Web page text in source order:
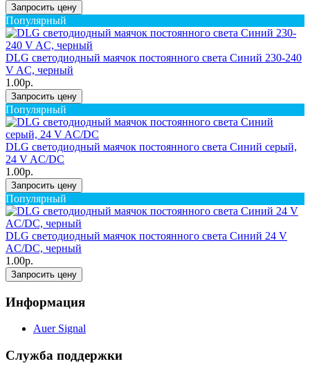
Запросить цену
Популярный
DLG светодиодный маячок постоянного света Синий 230-240
V AC, черный
1.00р.
Запросить цену
Популярный
DLG светодиодный маячок постоянного света Синий серый,
24 V AC/DC
1.00р.
Запросить цену
Популярный
DLG светодиодный маячок постоянного света Синий 24 V
AC/DC, черный
1.00р.
Запросить цену
Информация
Auer Signal
Служба поддержки